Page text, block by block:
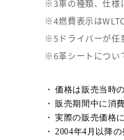
車の種類、仕様
燃費表示は
ドライバーが
革シートについ
価格は販売当時
販売期間中に消
実際の販売価格
2004年4月以降